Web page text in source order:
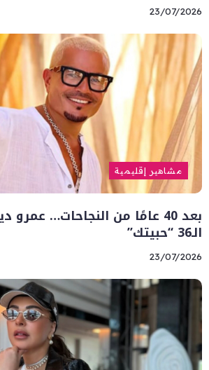
23/07/2026
مشاهير إقليمية
بعد 40 عامًا من النجاحات…
الـ36 “حبيتك”
23/07/2026